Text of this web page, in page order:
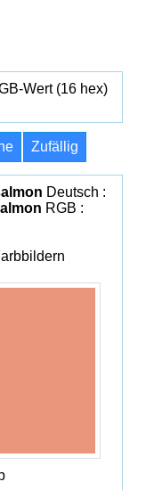
Wert (16 hex)
Deutsch :
RGB :